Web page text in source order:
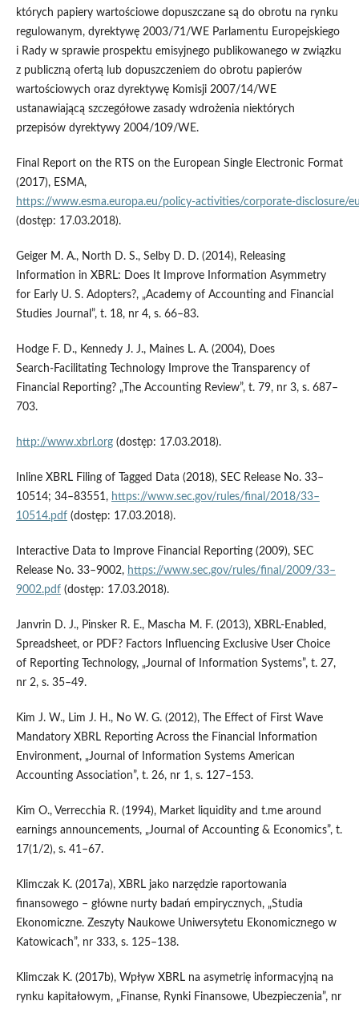
których papiery wartościowe dopuszczane są do obrotu na rynku
regulowanym, dyrektywę 2003/71/WE Parlamentu Europejskiego
i Rady w sprawie prospektu emisyjnego publikowanego w związku
z publiczną ofertą lub dopuszczeniem do obrotu papierów
wartościowych oraz dyrektywę Komisji 2007/14/WE
ustanawiającą szczegółowe zasady wdrożenia niektórych
przepisów dyrektywy 2004/109/WE.
Final Report on the RTS on the European Single Electronic Format
(2017), ESMA,
https://www.esma.europa.eu/policy‑activities/corporate‑disclosure/
(dostęp: 17.03.2018).
Geiger M. A., North D. S., Selby D. D. (2014), Releasing
Information in XBRL: Does It Improve Information Asymmetry
for Early U. S. Adopters?, „Academy of Accounting and Financial
Studies Journal”, t. 18, nr 4, s. 66–83.
Hodge F. D., Kennedy J. J., Maines L. A. (2004), Does
Search‑Facilitating Technology Improve the Transparency of
Financial Reporting? „The Accounting Review”, t. 79, nr 3, s. 687–
703.
http://www.xbrl.org(dostęp: 17.03.2018).
Inline XBRL Filing of Tagged Data (2018), SEC Release No. 33–
10514; 34–83551, https://www.sec.gov/rules/final/2018/33–
10514.pdf(dostęp: 17.03.2018).
Interactive Data to Improve Financial Reporting (2009), SEC
Release No. 33–9002, https://www.sec.gov/rules/final/2009/33–
9002.pdf(dostęp: 17.03.2018).
Janvrin D. J., Pinsker R. E., Mascha M. F. (2013), XBRL‑Enabled,
Spreadsheet, or PDF? Factors Influencing Exclusive User Choice
of Reporting Technology, „Journal of Information Systems”, t. 27,
nr 2, s. 35–49.
Kim J. W., Lim J. H., No W. G. (2012), The Effect of First Wave
Mandatory XBRL Reporting Across the Financial Information
Environment, „Journal of Information Systems American
Accounting Association”, t. 26, nr 1, s. 127–153.
Kim O., Verrecchia R. (1994), Market liquidity and t.me around
earnings announcements, „Journal of Accounting & Economics”, t.
17(1/2), s. 41–67.
Klimczak K. (2017a), XBRL jako narzędzie raportowania
finansowego – główne nurty badań empirycznych, „Studia
Ekonomiczne. Zeszyty Naukowe Uniwersytetu Ekonomicznego w
Katowicach”, nr 333, s. 125–138.
Klimczak K. (2017b), Wpływ XBRL na asymetrię informacyjną na
rynku kapitałowym, „Finanse, Rynki Finansowe, Ubezpieczenia”, nr